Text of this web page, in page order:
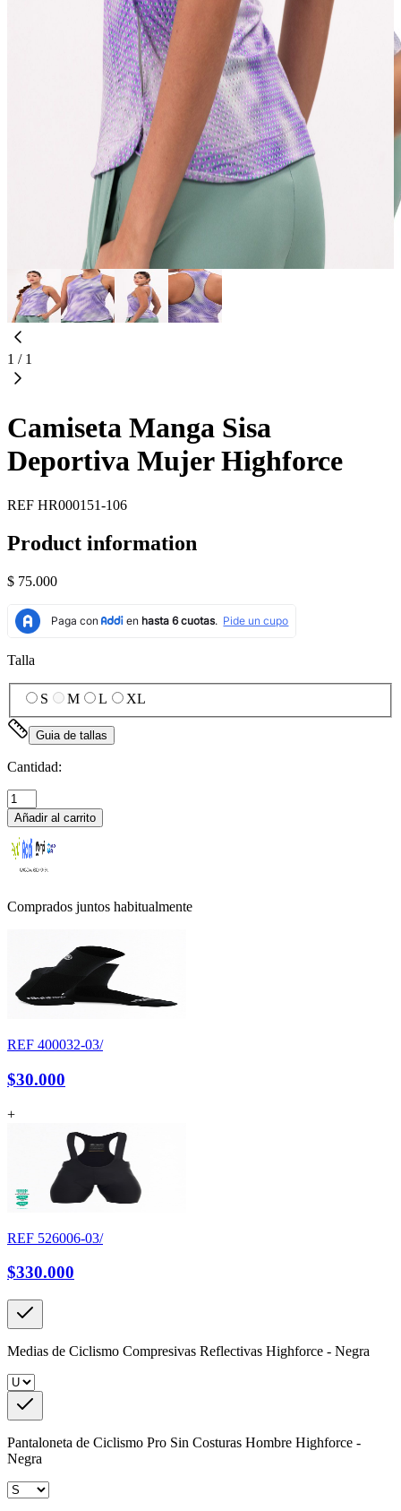
1 / 1
Camiseta Manga Sisa
Deportiva Mujer Highforce
REF HR000151-106
Product information
$ 75.000
Talla
S M L XL
Guia de tallas
Cantidad:
Añadir al carrito
Comprados juntos habitualmente
REF 400032-03/
$30.000
+
REF 526006-03/
$330.000
Medias de Ciclismo Compresivas Reflectivas Highforce - Negra
Pantaloneta de Ciclismo Pro Sin Costuras Hombre Highforce -
Negra